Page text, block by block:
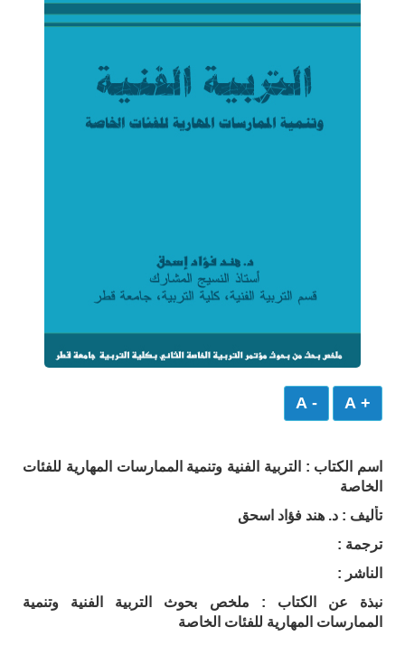
+ A
- A
اسم الكتاب : التربية الفنية وتنمية الممارسات المهارية للفئات
الخاصة
تأليف : د. هند فؤاد اسحق
ترجمة :
الناشر :
نبذة عن الكتاب : ملخص بحوث التربية الفنية وتنمية
الممارسات المهارية للفئات الخاصة